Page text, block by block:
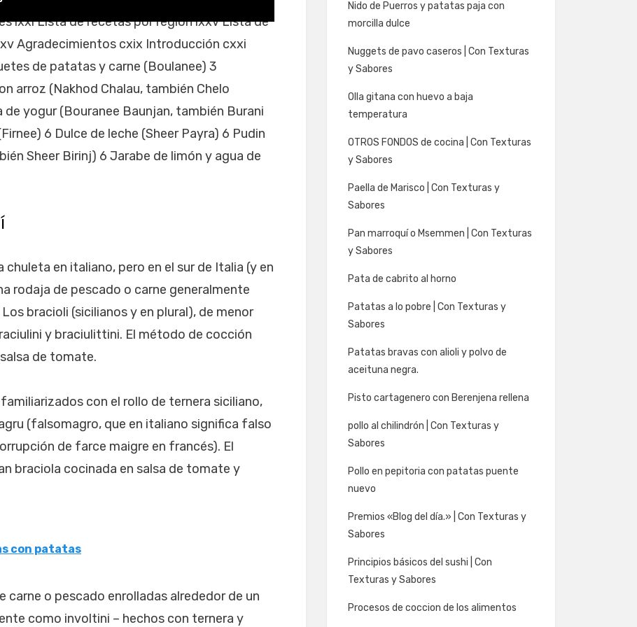
lxxi Lista de recetas por región lxxv Lista de
Agradecimientos cxix Introducción cxxi
de patatas y carne (Boulanee) 3
arroz (Nakhod Chalau, también Chelo
yogur (Bouranee Baunjan, también Burani
6 Dulce de leche (Sheer Payra) 6 Pudin
Sheer Birinj) 6 Jarabe de limón y agua de
en italiano, pero en el sur de Italia (y en
rodaja de pescado o carne generalmente
bracioli (sicilianos y en plural), de menor
y braciulittini. El método de cocción
de tomate.
con el rollo de ternera siciliano,
(falsomagro, que en italiano significa falso
de farce maigre en francés). El
braciola cocinada en salsa de tomate y
con patatas
carne o pescado enrolladas alrededor de un
como involtini – hechos con ternera y
Nido de Puerros y patatas paja con
morcilla dulce
Nuggets de pavo caseros | Con Texturas
y Sabores
Olla gitana con huevo a baja
temperatura
OTROS FONDOS de cocina | Con Texturas
y Sabores
Paella de Marisco | Con Texturas y
Sabores
Pan marroquí o Msemmen | Con Texturas
y Sabores
Pata de cabrito al horno
Patatas a lo pobre | Con Texturas y
Sabores
Patatas bravas con alioli y polvo de
aceituna negra.
Pisto cartagenero con Berenjena rellena
pollo al chilindrón | Con Texturas y
Sabores
Pollo en pepitoria con patatas puente
nuevo
Premios «Blog del día.» | Con Texturas y
Sabores
Principios básicos del sushi | Con
Texturas y Sabores
Procesos de coccion de los alimentos